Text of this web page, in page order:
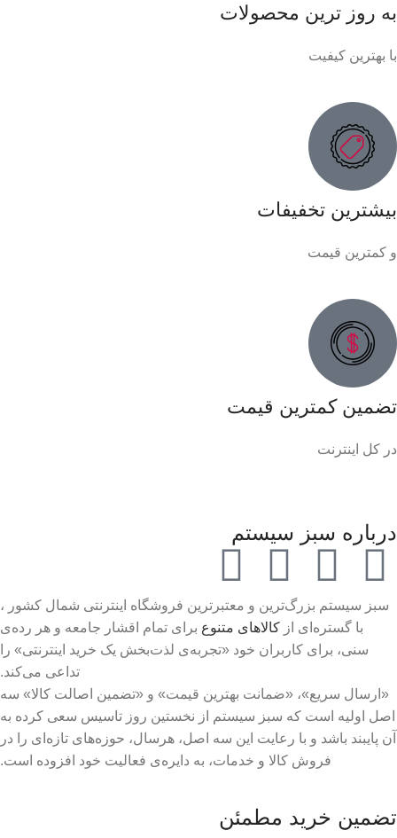
به روز ترین محصولات
با بهترین کیفیت
بیشترین تخفیفات
و کمترین قیمت
تضمین کمترین قیمت
در کل اینترنت
درباره سبز سیستم
سبز سیستم بزرگ‌ترین و معتبرترین فروشگاه اینترنتی شمال کشور ،
با گستره‌ای از کالاهای متنوع برای تمام اقشار جامعه و هر رده‌ی
سنی، برای کاربران خود «تجربه‌ی لذت‌بخش یک خرید اینترنتی» را
تداعی می‌کند.
«ارسال سریع»، «ضمانت بهترین قیمت» و «تضمین اصالت کالا» سه
اصل اولیه است که سبز سیستم از نخستین روز تاسیس سعی کرده به
آن پایبند باشد و با رعایت این سه اصل، هرسال، حوزه‌های تازه‌ای را در
فروش کالا و خدمات، به دایره‌ی فعالیت خود افزوده است.
تضمین خرید مطمئن